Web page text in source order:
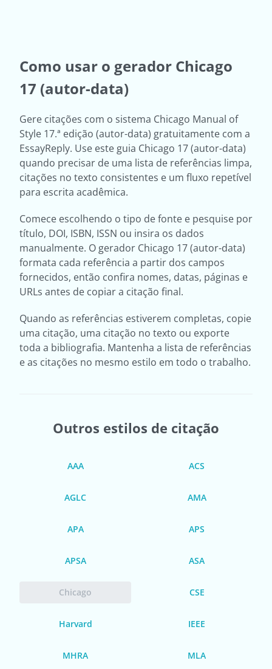
Como usar o gerador Chicago
17 (autor-data)
Gere citações com o sistema Chicago Manual of
Style 17.ª edição (autor-data) gratuitamente com a
EssayReply. Use este guia Chicago 17 (autor-data)
quando precisar de uma lista de referências limpa,
citações no texto consistentes e um fluxo repetível
para escrita acadêmica.
Comece escolhendo o tipo de fonte e pesquise por
título, DOI, ISBN, ISSN ou insira os dados
manualmente. O gerador Chicago 17 (autor-data)
formata cada referência a partir dos campos
fornecidos, então confira nomes, datas, páginas e
URLs antes de copiar a citação final.
Quando as referências estiverem completas, copie
uma citação, uma citação no texto ou exporte
toda a bibliografia. Mantenha a lista de referências
e as citações no mesmo estilo em todo o trabalho.
Outros estilos de citação
AAA ACS
AGLC AMA
APA APS
APSA ASA
Chicago CSE
Harvard IEEE
MHRA MLA